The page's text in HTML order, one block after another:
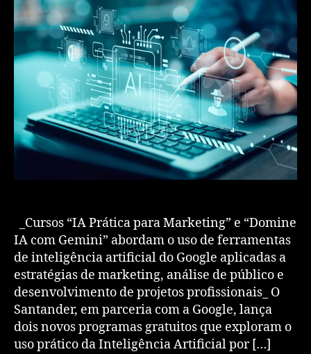
_Cursos “IA Prática para Marketing” e “Domine
IA com Gemini” abordam o uso de ferramentas
de inteligência artificial do Google aplicadas a
estratégias de marketing, análise de público e
desenvolvimento de projetos profissionais_ O
Santander, em parceria com a Google, lança
dois novos programas gratuitos que exploram o
uso prático da Inteligência Artificial por […]